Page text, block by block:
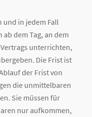
und in jedem Fall
dem Tag, an dem
unterrichten,
Die Frist ist
der Frist von
die unmittelbaren
Sie müssen für
nur aufkommen,